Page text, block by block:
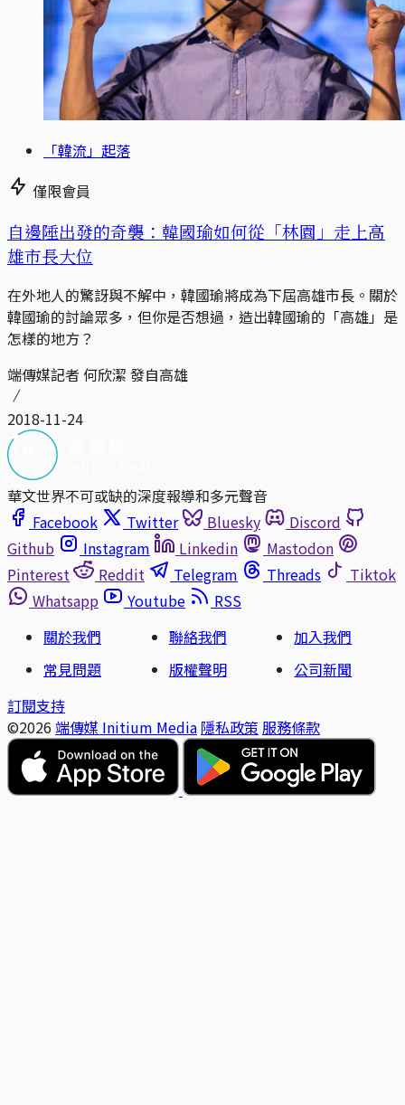
「韓流」起落
僅限會員
自邊陲出發的奇襲：韓國瑜如何從「林園」走上高
雄市長大位
在外地人的驚訝與不解中，韓國瑜將成為下屆高雄市長。關於
韓國瑜的討論眾多，但你是否想過，造出韓國瑜的「高雄」是
怎樣的地方？
端傳媒記者 何欣潔 發自高雄
2018-11-24
華文世界不可或缺的深度報導和多元聲音
Facebook
Twitter Bluesky
Discord
Github
Instagram Linkedin
Mastodon
Pinterest
Reddit Telegram Threads
Tiktok
Whatsapp
Youtube
RSS
關於我們
聯絡我們
加入我們
常見問題
版權聲明
公司新聞
訂閱支持
©2026 端傳媒 Initium Media 隱私政策 服務條款